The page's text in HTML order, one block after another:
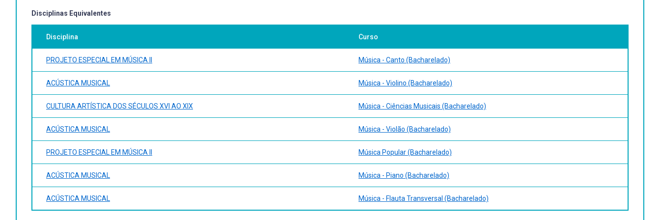
Disciplinas Equivalentes
Disciplina Curso
PROJETO ESPECIAL EM MÚSICA II Música - Canto (Bacharelado)
ACÚSTICA MUSICAL Música - Violino (Bacharelado)
CULTURA ARTÍSTICA DOS SÉCULOS XVI AO XIX Música - Ciências Musicais (Bacharelado)
ACÚSTICA MUSICAL Música - Violão (Bacharelado)
PROJETO ESPECIAL EM MÚSICA II Música Popular (Bacharelado)
ACÚSTICA MUSICAL Música - Piano (Bacharelado)
ACÚSTICA MUSICAL Música - Flauta Transversal (Bacharelado)